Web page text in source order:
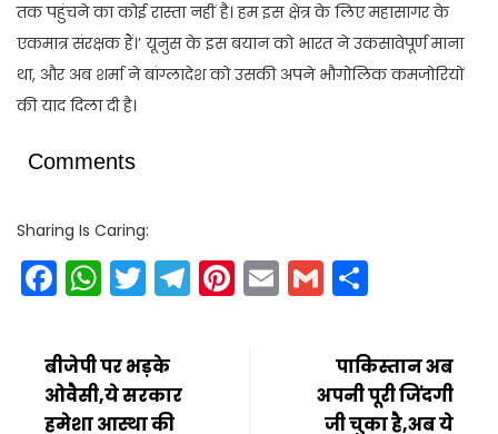
तक पहुंचने का कोई रास्ता नहीं है। हम इस क्षेत्र के लिए महासागर के
एकमात्र संरक्षक हैं।’ यूनुस के इस बयान को भारत ने उकसावेपूर्ण माना
था, और अब शर्मा ने बांग्लादेश को उसकी अपने भौगोलिक कमजोरियों
की याद दिला दी है।
Comments
Sharing Is Caring:
Facebook
WhatsApp
Twitter
Telegram
Pinterest
EmailGmail
बीजेपी पर भड़के
ओवैसी,ये सरकार
हमेशा आस्था की
पाकिस्तान अब
अपनी पूरी जिंदगी
जी चुका है,अब ये